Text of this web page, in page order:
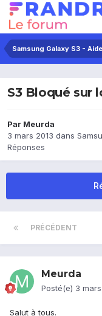
Samsung Galaxy S3 -
S3 Bloqué sur
Par Meurda
3 mars 2013 dans
Réponses
PRÉCÉDENT
Meurda
Posté(e) 3
Salut à tous.